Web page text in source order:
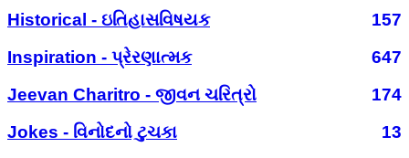
Historical - ઇતિહાસવિષયક
157
Inspiration - પ્રેરણાત્મક
647
Jeevan Charitro - જીવન ચરિત્રો
174
Jokes - વિનોદનો ટુચકા
13